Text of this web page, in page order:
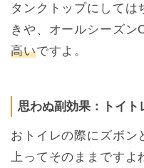
タンクトップにしては
きや、オールシーズン
高いですよ。
思わぬ副効果：トイト
おトイレの際にズボン
上ってそのままですよ